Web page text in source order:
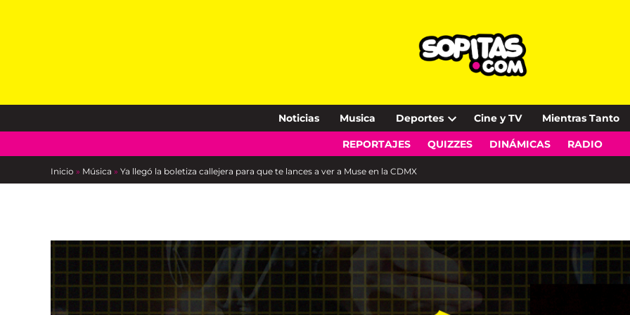
Noticias Musica Deportes
Open
dropdown
Cine y TV Mientras Tanto
REPORTAJES QUIZZES DINÁMICAS RADIO
Inicio » Música » Ya llegó la boletiza callejera para que te lances a ver a Muse en la CDMX